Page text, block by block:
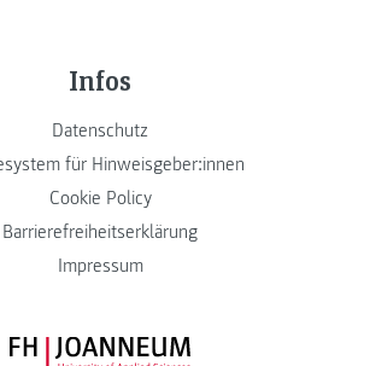
Infos
Datenschutz
für Hinweisgeber:innen
Cookie Policy
Barrierefreiheitserklärung
Impressum
FH JOANNEUM Logo